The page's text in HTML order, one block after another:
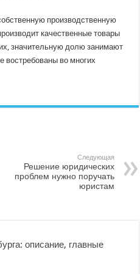
производственную
качественные товары
значительную долю занимают
востребованы во многих
Следующая
Решение юридических
проблем нужно поручать
юристам
описание, главные